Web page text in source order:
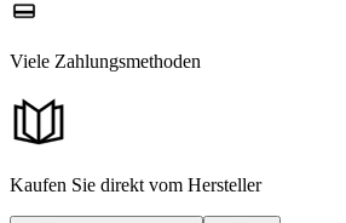
Viele Zahlungsmethoden
Kaufen Sie direkt vom Hersteller